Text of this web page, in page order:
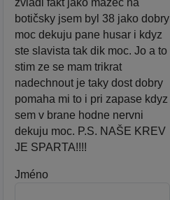
botičsky jsem byl 38 jako dobry
moc dekuju pane husar i kdyz
ste slavista tak dik moc. Jo a to
stim ze se mam trikrat
nadechnout je taky dost dobry
pomaha mi to i pri zapase kdyz
sem v brane hodne nervni
dekuju moc. P.S. NAŠE KREV
JE SPARTA!!!!
Jméno